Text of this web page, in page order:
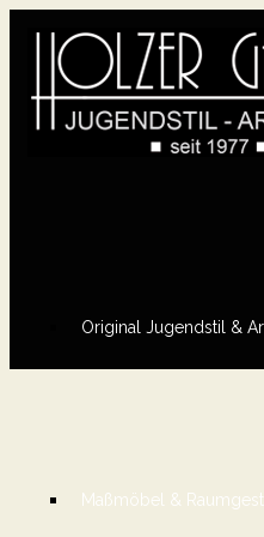
Original Jugendstil &
Maßmöbel &